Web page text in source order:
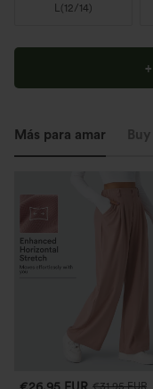
L(12/14)
Más para amar